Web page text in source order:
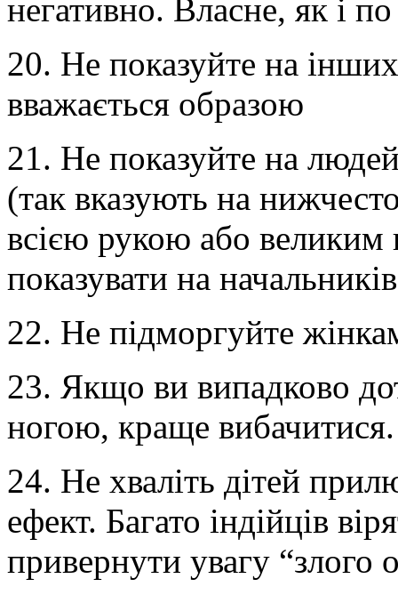
негативно. Власне, як і по
20. Не показуйте на
вважається образою
21. Не показуйте на
(так вказують на
всією рукою або
показувати на
22. Не підморгуйте
23. Якщо ви випадково
ногою, краще вибачитися.
24. Не хваліть дітей
ефект. Багато індійців
привернути увагу “злого